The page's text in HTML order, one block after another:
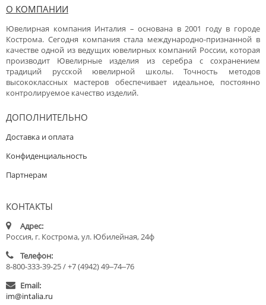
О КОМПАНИИ
Ювелирная компания Инталия – основана в 2001 году в городе
Кострома. Сегодня компания стала международно-признанной в
качестве одной из ведущих ювелирных компаний России, которая
производит Ювелирные изделия из серебра с сохранением
традиций русской ювелирной школы. Точность методов
высококлассных мастеров обеспечивает идеальное, постоянно
контролируемое качество изделий.
ДОПОЛНИТЕЛЬНО
Доставка и оплата
Конфиденциальность
Партнерам
КОНТАКТЫ
Адрес:
Россия, г. Кострома, ул. Юбилейная, 24ф
Телефон:
8-800-333-39-25 / +7 (4942) 49‒74‒76
Email:
im@intalia.ru